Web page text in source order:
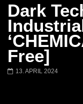
Mix
Dark
Free]
13. APRIL 2024